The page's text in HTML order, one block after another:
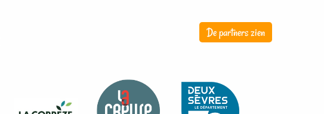
De partners zien